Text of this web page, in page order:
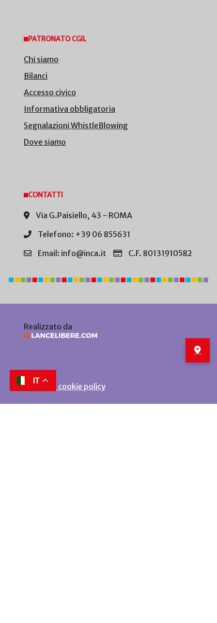
PATRONATO CGIL
Chi siamo
Bilanci
Accesso civico
Informativa obbligatoria
Segnalazioni WhistleBlowing
Dove siamo
CONTATTI
Via G.Paisiello, 43 - ROMA
Telefono: +39 06 855631
Email: info@inca.it
C.F. 80131910582
Realizzato da
Privacy e cookie policy
IT